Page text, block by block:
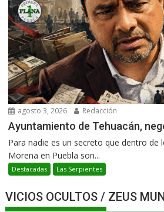
agosto 3, 2026 Redacción
Ayuntamiento de Tehuacán,
Para nadie es un secreto que dentro de
Morena en Puebla son...
Destacadas Las Serpientes
VICIOS OCULTOS / ZEUS